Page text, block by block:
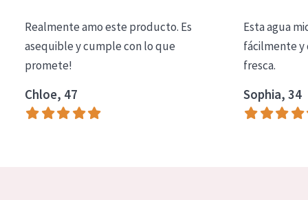
Essentials
Lift+
Expert
Realmente amo este producto. Es
asequible y cumple con lo que
promete!
Chloe, 47
Esta agua
fácilmente y
fresca.
Sophia, 34